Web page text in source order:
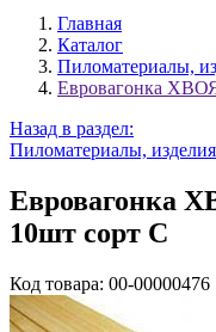
Главная
Каталог
Пиломатериалы,
Евровагонка
Назад в раздел:
Пиломатериалы,
Евровагонка
10шт сорт С
Код товара: 00-00000476